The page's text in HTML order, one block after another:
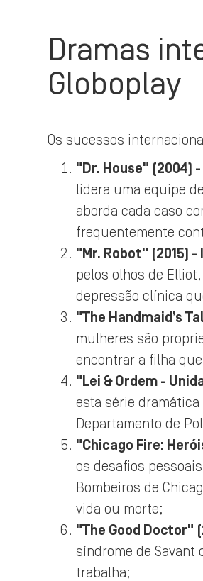
Dramas
Globoplay
Os sucessos
"Dr. House" (2004) -
lidera uma equipe
aborda cada caso
frequentemente
"Mr. Robot" (2015) -
pelos olhos de
depressão clínica
"The Handmaid’s
mulheres são
encontrar a filha
"Lei & Ordem -
esta série
Departamento de
"Chicago Fire:
os desafios
Bombeiros de
vida ou morte;
"The Good Doctor"
síndrome de
trabalha;